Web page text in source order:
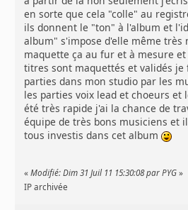
en sorte que cela "colle" au
ils donnent le "ton" à l'album et
album" s'impose d'elle même très
maquette ça au fur et à mesure
titres sont maquettés et validés
parties dans mon studio par les
les parties voix lead et choeurs et
été très rapide j'ai la chance de
équipe de très bons musiciens et
tous investis dans cet album
«Modifié: Dim 31 Juil 11 15:30:08 par PYG »
IP archivée